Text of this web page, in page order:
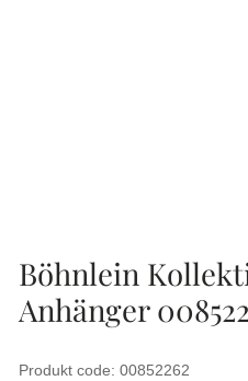
Böhnlein
Anhänger
Produkt code: 00852262